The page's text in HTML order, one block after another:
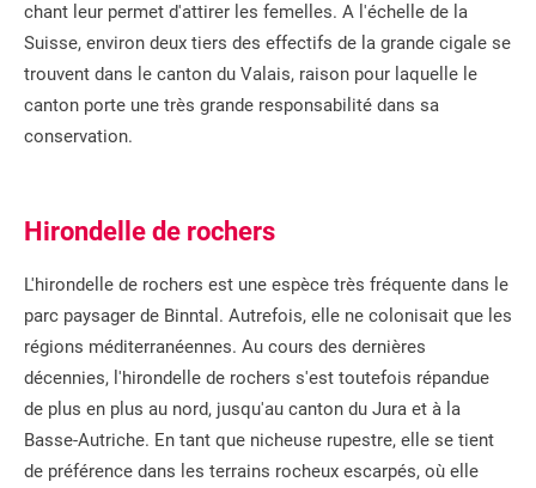
chant leur permet d'attirer les femelles. A l'échelle de la
Suisse, environ deux tiers des effectifs de la grande cigale se
trouvent dans le canton du Valais, raison pour laquelle le
canton porte une très grande responsabilité dans sa
conservation.
Hirondelle de rochers
L'hirondelle de rochers est une espèce très fréquente dans le
parc paysager de Binntal. Autrefois, elle ne colonisait que les
régions méditerranéennes. Au cours des dernières
décennies, l'hirondelle de rochers s'est toutefois répandue
de plus en plus au nord, jusqu'au canton du Jura et à la
Basse-Autriche. En tant que nicheuse rupestre, elle se tient
de préférence dans les terrains rocheux escarpés, où elle